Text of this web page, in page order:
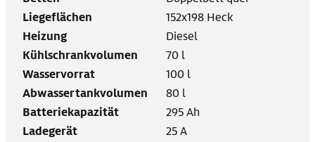
Liegeflächen
152x198 Heck
Heizung
Diesel
Kühlschrankvolumen
70 l
Wasservorrat
100 l
Abwassertankvolumen
80 l
Batteriekapazität
295 Ah
Ladegerät
25 A